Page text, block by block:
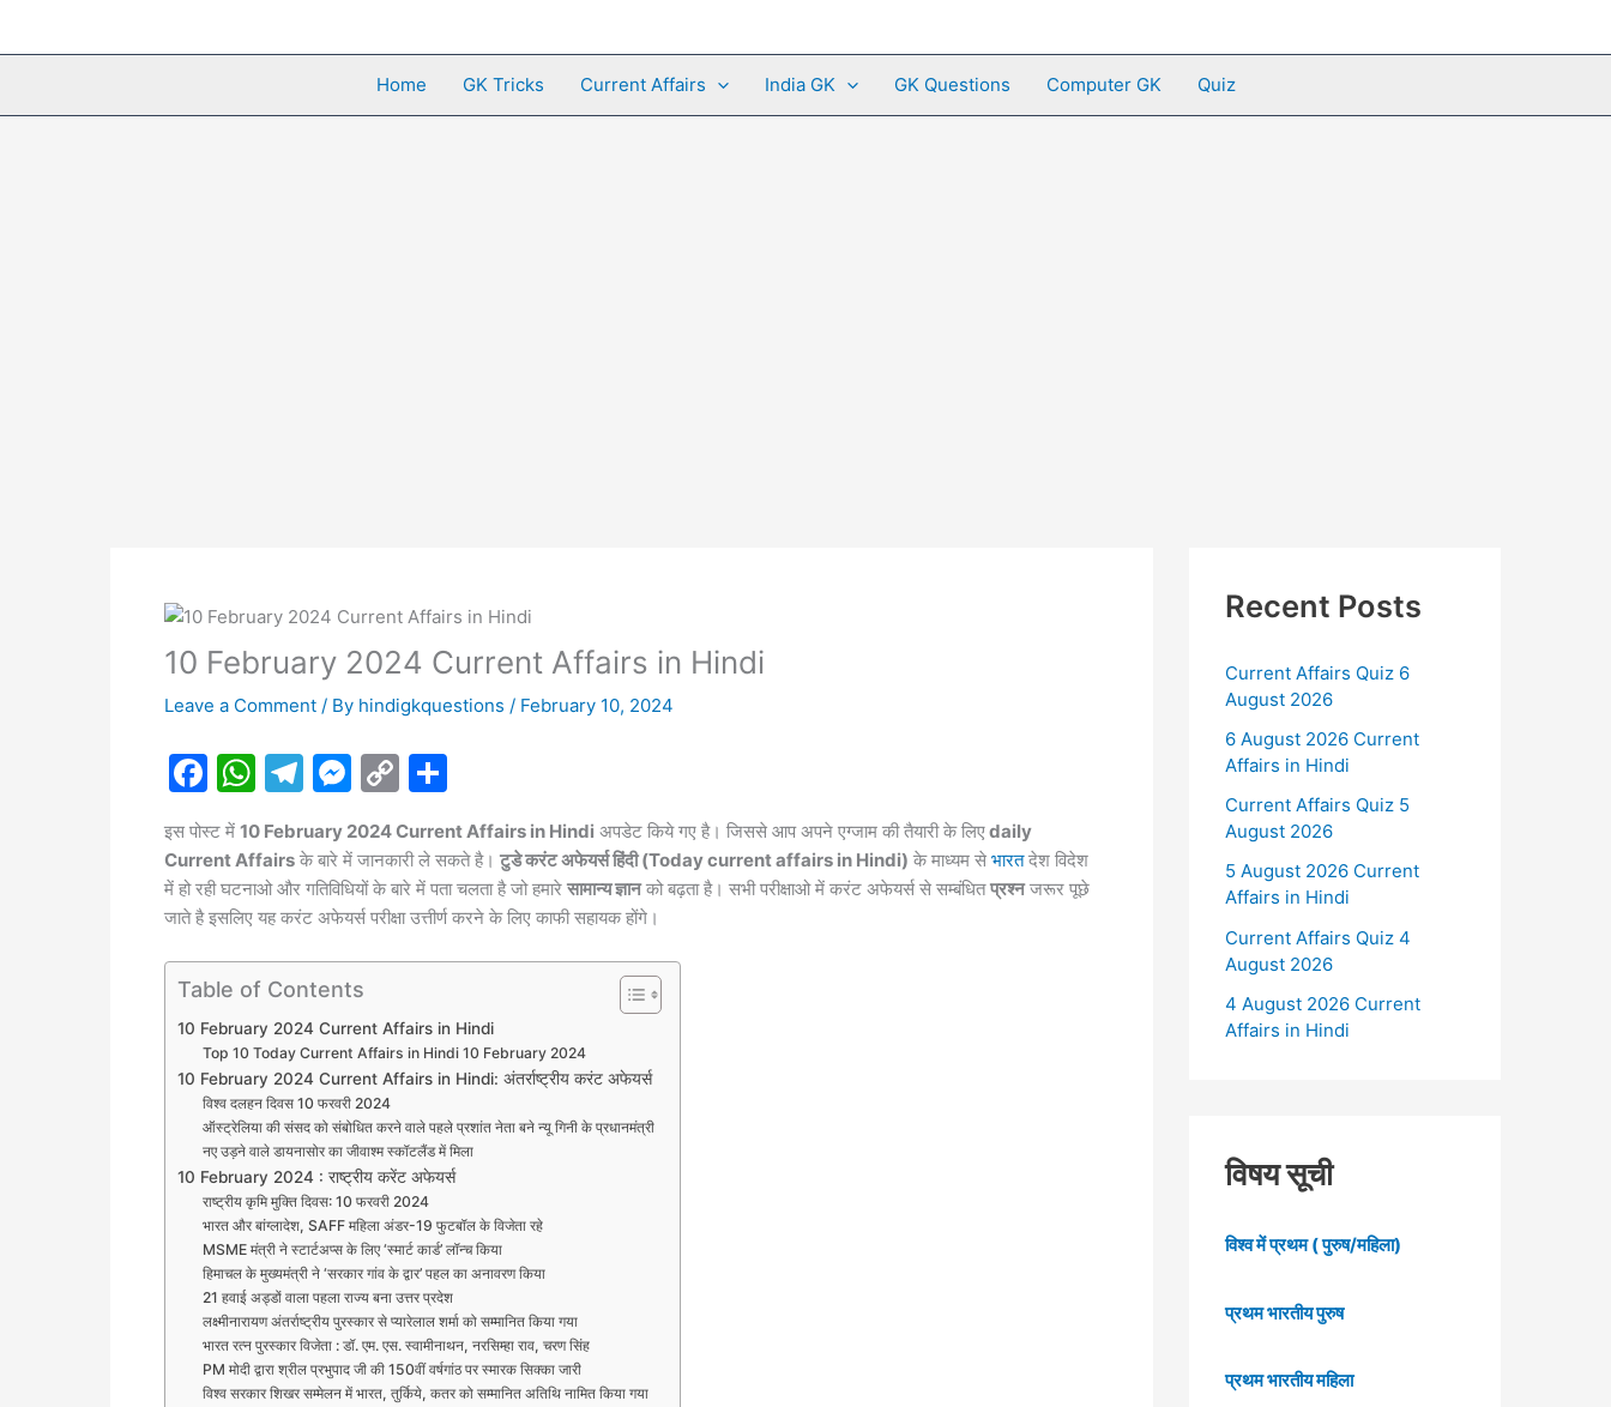
Home GK Tricks Current Affairs India GK GK Questions Computer GK Quiz
10 February 2024 Current Affairs in Hindi
Leave a Comment / By hindigkquestions / February 10, 2024
F
a
c
e
b
o
o
k
W
at
s
A
p
p
T
e
gr
a
m
M
s
s
e
n
g
er
C
p
y
Li
n
ar
e
इस पोस्ट में 10 February 2024 Current Affairs in Hindi अपडेट किये गए है। जिससे आप अपने एग्जाम की तैयारी के लिएdaily
Current Affairs के बारे में जानकारी ले सकते है। टुडे करंट अफेयर्स हिंदी (Today current affairs in Hindi) के माध्यम से भारतदेश विदेश
में हो रही घटनाओ और गतिविधियों के बारे में पता चलता है जो हमारे सामान्य ज्ञानको बढ़ता है। सभी परीक्षाओ में करंट अफेयर्स से सम्बंधितप्रश्नजरूर पूछे
जाते है इसलिए यह करंट अफेयर्स परीक्षा उत्तीर्ण करने के लिए काफी सहायक होंगे।
Table of Contents
10 February 2024 Current Affairs in Hindi
Top 10 Today Current Affairs in Hindi 10 February 2024
10 February 2024 Current Affairs in Hindi: अंतर्राष्ट्रीय करंट अफेयर्स
विश्व दलहन दिवस 10 फरवरी 2024
ऑस्ट्रेलिया की संसद को संबोधित करने वाले पहले प्रशांत नेता बने न्यू गिनी के प्रधानमंत्री
नए उड़ने वाले डायनासोर का जीवाश्म स्कॉटलैंड में मिला
10 February 2024 : राष्ट्रीय करेंट अफेयर्स
राष्ट्रीय कृमि मुक्ति दिवस: 10 फरवरी 2024
भारत और बांग्लादेश, SAFF महिला अंडर-19 फुटबॉल के विजेता रहे
MSME मंत्री ने स्टार्टअप्स के लिए ‘स्मार्ट कार्ड’ लॉन्च किया
हिमाचल के मुख्यमंत्री ने ‘सरकार गांव के द्वार’ पहल का अनावरण किया
21 हवाई अड्डों वाला पहला राज्य बना उत्तर प्रदेश
लक्ष्मीनारायण अंतर्राष्ट्रीय पुरस्कार से प्यारेलाल शर्मा को सम्मानित किया गया
भारत रत्न पुरस्कार विजेता : डॉ. एम. एस. स्वामीनाथन, नरसिम्हा राव, चरण सिंह
PM मोदी द्वारा श्रील प्रभुपाद जी की 150वीं वर्षगांठ पर स्मारक सिक्का जारी
विश्व सरकार शिखर सम्मेलन में भारत, तुर्किये, कतर को सम्मानित अतिथि नामित किया गया
Recent Posts
Current Affairs Quiz 6
August 2026
6 August 2026 Current
Affairs in Hindi
Current Affairs Quiz 5
August 2026
5 August 2026 Current
Affairs in Hindi
Current Affairs Quiz 4
August 2026
4 August 2026 Current
Affairs in Hindi
विषय सूची
विश्व में प्रथम ( पुरुष/महिला)
प्रथम भारतीय पुरुष
प्रथम भारतीय महिला